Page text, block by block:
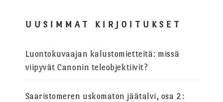
UUSIMMAT KIRJOITUKSET
Luontokuvaajan kalustomietteitä: missä
viipyvät Canonin teleobjektiivit?
Saaristomeren uskomaton jäätalvi, osa 2: